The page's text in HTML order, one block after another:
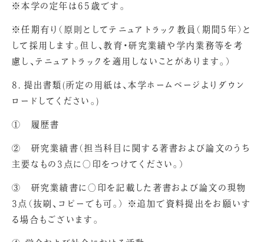
※本学の定年は65歳です。
※任期有り（原則としてテニュアトラック教員（期間5年）と
して採用します。但し、教育・研究業績や学内業務等を考
慮し、テニュアトラックを適用しないことがあります。）
8．提出書類(所定の用紙は、本学ホームページよりダウン
ロードしてください。)
① 履歴書
② 研究業績書（担当科目に関する著書および論文のうち
主要なもの3点に○印をつけてください。）
③ 研究業績書に○印を記載した著書および論文の現物
3点（抜刷、コピーでも可。） ※追加で資料提出をお願いす
る場合もございます。